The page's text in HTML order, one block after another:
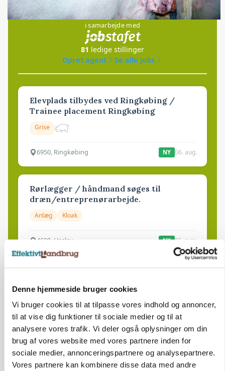
Denne hjemmeside bruger cookies
Vi bruger cookies til at tilpasse vores indhold og annoncer,
til at vise dig funktioner til sociale medier og til at
analysere vores trafik. Vi deler også oplysninger om din
brug af vores website med vores partnere inden for
sociale medier, annonceringspartnere og analysepartnere.
Vores partnere kan kombinere disse data med andre
Jobs
i samarbejde med
81 ledige stillinger
Opret agent
Se alle jobs
Elevplads tilbydes ved Ringkøbing /
Trainee placement Ringkøbing
Grise
6950, Ringkøbing NY 06. aug.
Rørlægger / håndmand søges til
dræn/entreprenørarbejde.
Anlæg Kloak
4690, Haslev NY 06. aug.
Maskinstation
Godstransport
4700, Næstved 03. aug.
Medarbejdere til griseproduktion